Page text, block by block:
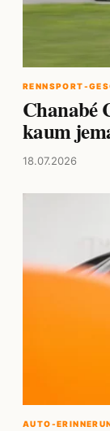
RENNSPORT-
Chanabé
kaum
18.07.2026
AUTO-